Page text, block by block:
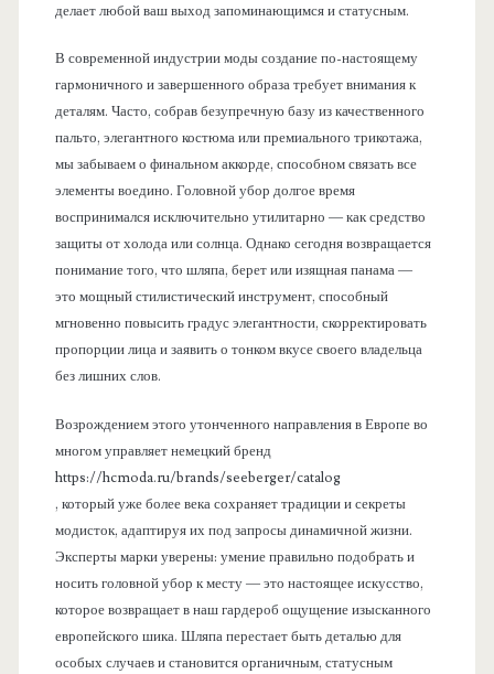
делает любой ваш выход запоминающимся и статусным.
В современной индустрии моды создание по-настоящему
гармоничного и завершенного образа требует внимания к
деталям. Часто, собрав безупречную базу из качественного
пальто, элегантного костюма или премиального трикотажа,
мы забываем о финальном аккорде, способном связать все
элементы воедино. Головной убор долгое время
воспринимался исключительно утилитарно — как средство
защиты от холода или солнца. Однако сегодня возвращается
понимание того, что шляпа, берет или изящная панама —
это мощный стилистический инструмент, способный
мгновенно повысить градус элегантности, скорректировать
пропорции лица и заявить о тонком вкусе своего владельца
без лишних слов.
Возрождением этого утонченного направления в Европе во
многом управляет немецкий бренд
https://hcmoda.ru/brands/seeberger/catalog
, который уже более века сохраняет традиции и секреты
модисток, адаптируя их под запросы динамичной жизни.
Эксперты марки уверены: умение правильно подобрать и
носить головной убор к месту — это настоящее искусство,
которое возвращает в наш гардероб ощущение изысканного
европейского шика. Шляпа перестает быть деталью для
особых случаев и становится органичным, статусным